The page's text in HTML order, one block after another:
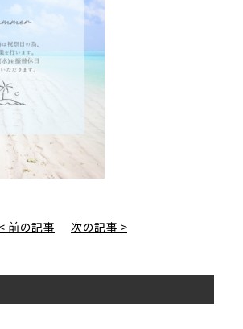
< 前の記事 次の記事 >